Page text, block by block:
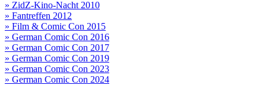
» ZidZ-Kino-Nacht 2010
» Fantreffen 2012
» Film & Comic Con 2015
» German Comic Con 2016
» German Comic Con 2017
» German Comic Con 2019
» German Comic Con 2023
» German Comic Con 2024